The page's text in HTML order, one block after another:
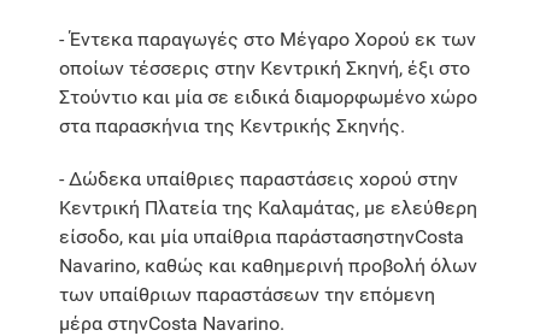
- Έντεκα παραγωγές στο Μέγαρο Χορού εκ των
οποίων τέσσερις στην Κεντρική Σκηνή, έξι στο
Στούντιο και μία σε ειδικά διαμορφωμένο χώρο
στα παρασκήνια της Κεντρικής Σκηνής.
- Δώδεκα υπαίθριες παραστάσεις χορού στην
Κεντρική Πλατεία της Καλαμάτας, με ελεύθερη
είσοδο, και μία υπαίθρια παράστασηστηνCosta
Navarino, καθώς και καθημερινή προβολή όλων
των υπαίθριων παραστάσεων την επόμενη
μέρα στηνCosta Navarino.